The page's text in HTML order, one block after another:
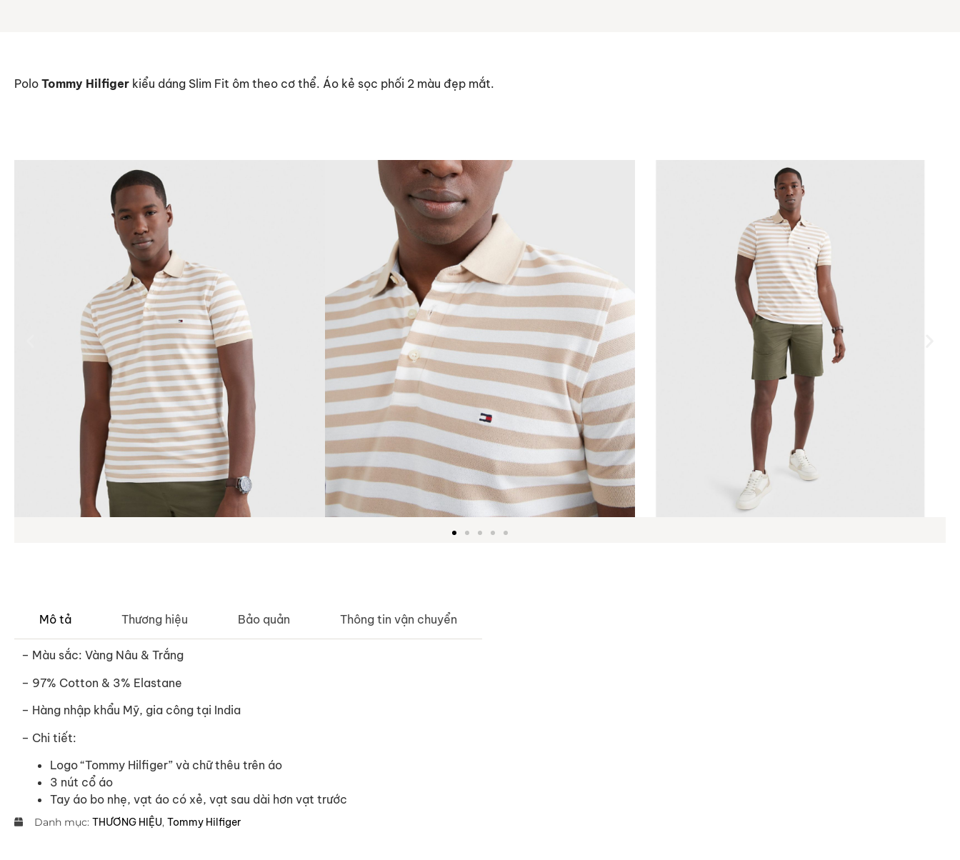
Polo Tommy Hilfiger kiểu dáng Slim Fit ôm theo cơ thể. Áo kẻ sọc phối 2 màu đẹp mắt.
Mô tả Thương hiệu Bảo quản Thông tin vận chuyển
– Màu sắc: Vàng Nâu & Trắng
– 97% Cotton & 3% Elastane
– Hàng nhập khẩu Mỹ, gia công tại India
– Chi tiết:
Logo “Tommy Hilfiger” và chữ thêu trên áo
3 nút cổ áo
Tay áo bo nhẹ, vạt áo có xẻ, vạt sau dài hơn vạt trước
Danh mục: THƯƠNG HIỆU, Tommy Hilfiger